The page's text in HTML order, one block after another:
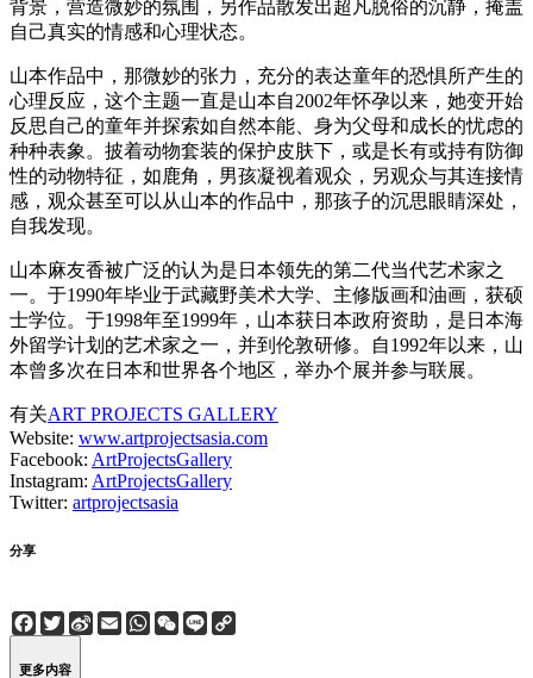
背景，营造微妙的氛围，另作品散发出超凡脱俗的沉静，掩盖
自己真实的情感和心理状态。
山本作品中，那微妙的张力，充分的表达童年的恐惧所产生的
心理反应，这个主题一直是山本自2002年怀孕以来，她变开始
反思自己的童年并探索如自然本能、身为父母和成长的忧虑的
种种表象。披着动物套装的保护皮肤下，或是长有或持有防御
性的动物特征，如鹿角，男孩凝视着观众，另观众与其连接情
感，观众甚至可以从山本的作品中，那孩子的沉思眼睛深处，
自我发现。
山本麻友香被广泛的认为是日本领先的第二代当代艺术家之
一。于1990年毕业于武藏野美术大学、主修版画和油画，获硕
士学位。于1998年至19​​99年，山本获日本政府资助，是日本海
外留学计划的艺术家之一，并到伦敦研修。自1992年以来，山
本曾多次在日本和世界各个地区，举办个展并参与联展。
有关ART PROJECTS GALLERY
Website: www.artprojectsasia.com
Facebook: ArtProjectsGallery
Instagram: ArtProjectsGallery
Twitter: artprojectsasia
分享
Facebook
Twitter
Sina
Weibo
EmailWhatsApp
WeChat
Line
更多内容